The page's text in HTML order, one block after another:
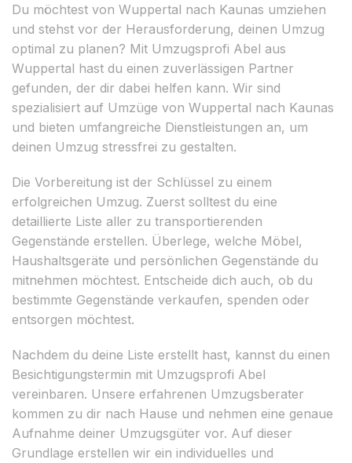
Du möchtest von Wuppertal nach Kaunas umziehen
und stehst vor der Herausforderung, deinen Umzug
optimal zu planen? Mit Umzugsprofi Abel aus
Wuppertal hast du einen zuverlässigen Partner
gefunden, der dir dabei helfen kann. Wir sind
spezialisiert auf Umzüge von Wuppertal nach Kaunas
und bieten umfangreiche Dienstleistungen an, um
deinen Umzug stressfrei zu gestalten.
Die Vorbereitung ist der Schlüssel zu einem
erfolgreichen Umzug. Zuerst solltest du eine
detaillierte Liste aller zu transportierenden
Gegenstände erstellen. Überlege, welche Möbel,
Haushaltsgeräte und persönlichen Gegenstände du
mitnehmen möchtest. Entscheide dich auch, ob du
bestimmte Gegenstände verkaufen, spenden oder
entsorgen möchtest.
Nachdem du deine Liste erstellt hast, kannst du einen
Besichtigungstermin mit Umzugsprofi Abel
vereinbaren. Unsere erfahrenen Umzugsberater
kommen zu dir nach Hause und nehmen eine genaue
Aufnahme deiner Umzugsgüter vor. Auf dieser
Grundlage erstellen wir ein individuelles und